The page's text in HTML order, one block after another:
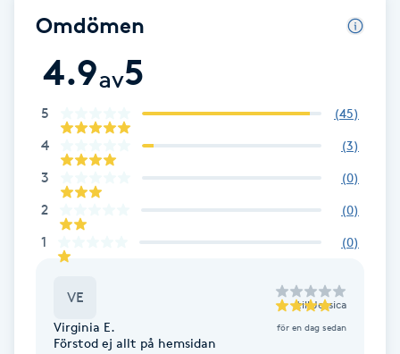
Föning
Gelenaglar
Gellack
Gellack med förstärkning
Gravidmassage
Omdömen
4.9av5
5 (45)
4 (3)
3 (0)
2 (0)
1 (0)
VE till Jessica
Virginia E. för en dag sedan
Förstod ej allt på hemsidan